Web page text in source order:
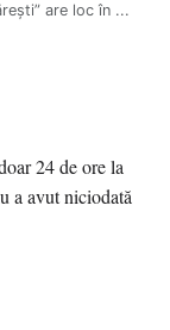
are loc în ...